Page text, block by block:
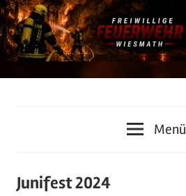
Zum
Inhalt
springen
Feuerwehr
Wiesmath
Menü
Junifest 2024